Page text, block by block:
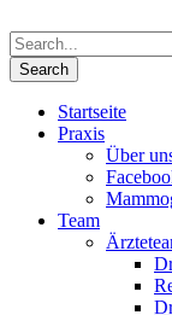
Startseite
Praxis
Über
Team